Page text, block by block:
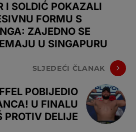
I SOLDIĆ POKAZALI
FORMU S
ZAJEDNO SE
U SINGAPURU
SLJEDEĆI ČLANAK
POBIJEDIO
U FINALU
PROTIV DELIJE